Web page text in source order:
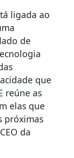
ligada ao
de
que
reúne as
elas que
próximas
da